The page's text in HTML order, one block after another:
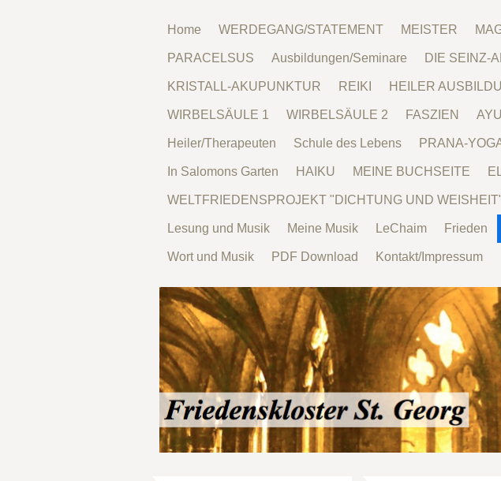
Home WERDEGANG/STATEMENT MEISTER
PARACELSUS Ausbildungen/Seminare DIE SEINZ-
KRISTALL-AKUPUNKTUR REIKI HEILER
WIRBELSÄULE 1 WIRBELSÄULE 2 FASZIEN
Heiler/Therapeuten Schule des Lebens PRANA-
In Salomons Garten HAIKU MEINE BUCHSEITE
WELTFRIEDENSPROJEKT "DICHTUNG UND
Lesung und Musik Meine Musik LeChaim Frieden
Wort und Musik PDF Download Kontakt/Impressum